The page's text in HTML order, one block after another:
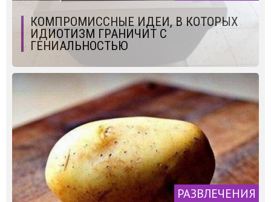
КОМПРОМИССНЫЕ ИДЕИ, В КОТОРЫХ
ИДИОТИЗМ ГРАНИЧИТ С
ГЕНИАЛЬНОСТЬЮ
РАЗВЛЕЧЕНИЯ